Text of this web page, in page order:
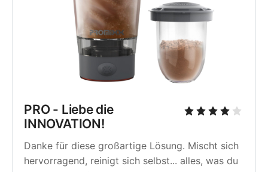
PRO - Liebe die
INNOVATION!
Danke für diese großartige Lösung. Mischt sich
hervorragend, reinigt sich selbst... alles, was du